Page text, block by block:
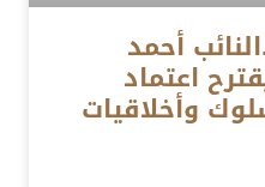
أحمد
اعتماد
وأخلاقيات